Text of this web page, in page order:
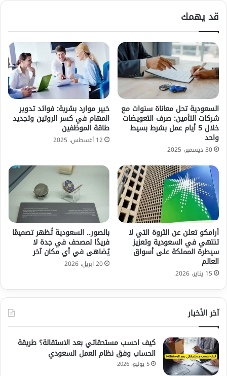
قد يهمك
السعودية تحل معاناة سنوات مع
شركات التأمين: صرف التعويضات
خلال 5 أيام عمل بشرط بسيط
واحد
30 ديسمبر، 2025
خبير موارد بشرية: فوائد تدوير
المهام في كسر الروتين وتجديد
طاقة الموظفين
12 أغسطس، 2025
أرامكو تعلن عن الثروة التي لا
تنتهي في السعودية وتعزيز
سيطرة المملكة على أسواق
العالم
15 يناير، 2026
بالصور.. السعودية تُظهر تصميمًا
فريدًا لمصحف في جدة لا
يُضاهى في أي مكان آخر
20 أبريل، 2026
آخر الأخبار
كيف احسب مستحقاتي بعد الاستقالة؟ طريقة
الحساب وفق نظام العمل السعودي
5 يوليو، 2026